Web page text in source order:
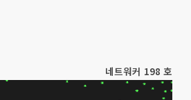
네트워커 198 호